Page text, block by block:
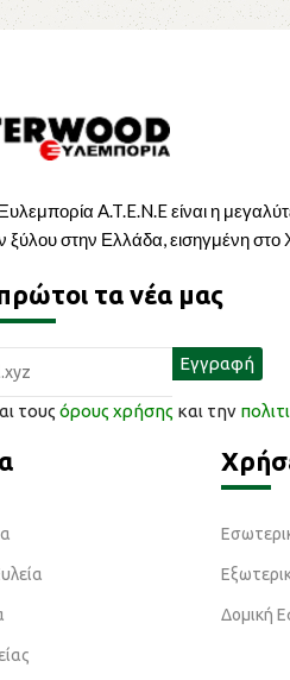
A.T.E.N.E είναι η
ξύλου στην Ελλάδα, εισηγμένη
τα νέα μας
τους όρους χρήσης και την
Δομική